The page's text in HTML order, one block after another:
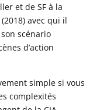
et de SF à la
avec qui il
scénario
d’action
simple si vous
complexités